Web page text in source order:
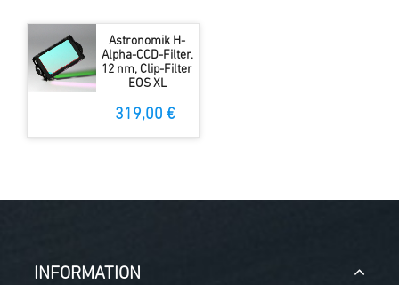
Astronomik H-
Alpha-CCD-Filter,
12 nm, Clip-Filter
EOS XL
319,00 €
INFORMATION